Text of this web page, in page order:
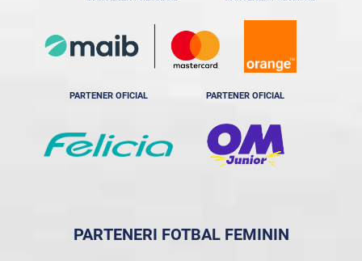
PARTENER OFICIAL PARTENER OFICIAL
PARTENERI FOTBAL FEMININ